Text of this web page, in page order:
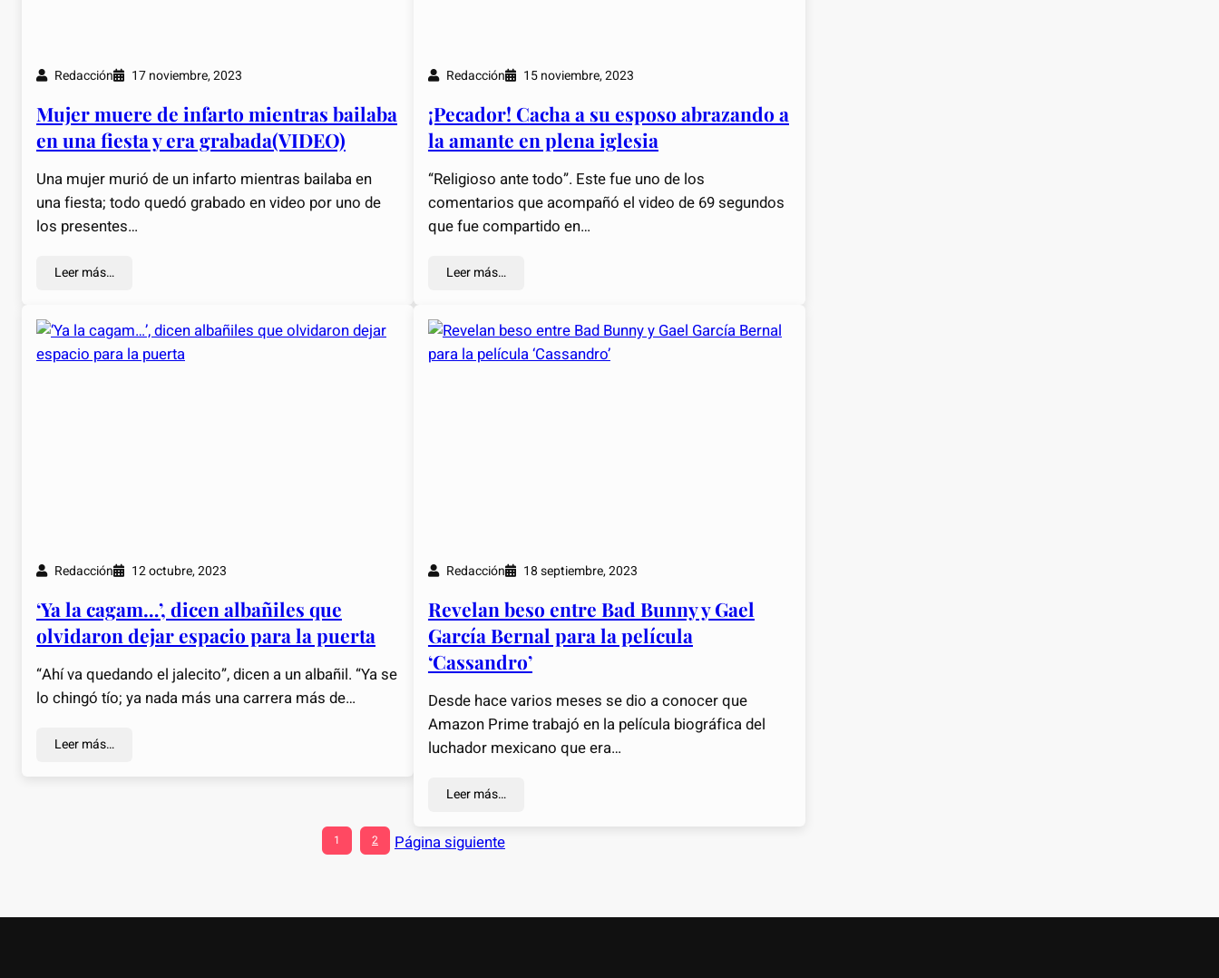
Redacción 17 noviembre, 2023
Mujer muere de infarto mientras bailaba
en una fiesta y era grabada(VIDEO)
Una mujer murió de un infarto mientras bailaba en
una fiesta; todo quedó grabado en video por uno de
los presentes…
Leer más…
Redacción 15 noviembre, 2023
¡Pecador! Cacha a su esposo abrazando a
la amante en plena iglesia
“Religioso ante todo”. Este fue uno de los
comentarios que acompañó el video de 69 segundos
que fue compartido en…
Leer más…
Redacción 12 octubre, 2023
‘Ya la cagam…’, dicen albañiles que
olvidaron dejar espacio para la puerta
“Ahí va quedando el jalecito”, dicen a un albañil. “Ya se
lo chingó tío; ya nada más una carrera más de…
Leer más…
Redacción 18 septiembre, 2023
Revelan beso entre Bad Bunny y Gael
García Bernal para la película
‘Cassandro’
Desde hace varios meses se dio a conocer que
Amazon Prime trabajó en la película biográfica del
luchador mexicano que era…
Leer más…
1 2 Página siguiente